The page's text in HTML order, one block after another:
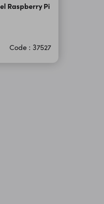
Raspberry Pi
Code : 37527